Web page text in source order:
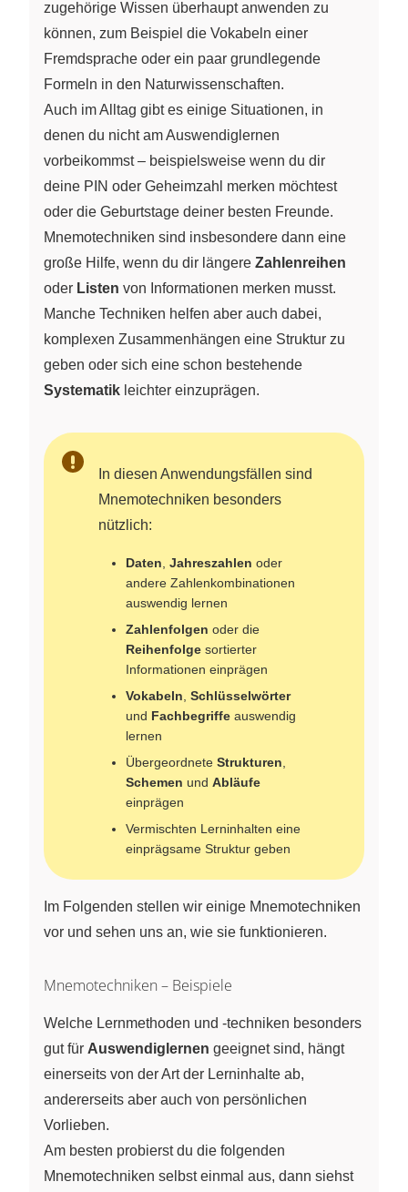
zugehörige Wissen überhaupt anwenden zu
können, zum Beispiel die Vokabeln einer
Fremdsprache oder ein paar grundlegende
Formeln in den Naturwissenschaften.
Auch im Alltag gibt es einige Situationen, in
denen du nicht am Auswendiglernen
vorbeikommst – beispielsweise wenn du dir
deine PIN oder Geheimzahl merken möchtest
oder die Geburtstage deiner besten Freunde.
Mnemotechniken sind insbesondere dann eine
große Hilfe, wenn du dir längere Zahlenreihen
oder Listen von Informationen merken musst.
Manche Techniken helfen aber auch dabei,
komplexen Zusammenhängen eine Struktur zu
geben oder sich eine schon bestehende
Systematik leichter einzuprägen.
In diesen Anwendungsfällen sind
Mnemotechniken besonders
nützlich:
Daten Jahreszahlen oder
andere Zahlenkombinationen
auswendig lernen
Zahlenfolgen oder die
Reihenfolge sortierter
Informationen einprägen
Vokabeln Schlüsselwörter
und Fachbegriffe auswendig
lernen
Übergeordnete Strukturen
Schemen und Abläufe
einprägen
Vermischten Lerninhalten eine
einprägsame Struktur geben
Im Folgenden stellen wir einige Mnemotechniken
vor und sehen uns an, wie sie funktionieren.
Mnemotechniken – Beispiele
Welche Lernmethoden und -techniken besonders
gut für Auswendiglernen geeignet sind, hängt
einerseits von der Art der Lerninhalte ab,
andererseits aber auch von persönlichen
Vorlieben.
Am besten probierst du die folgenden
Mnemotechniken selbst einmal aus, dann siehst